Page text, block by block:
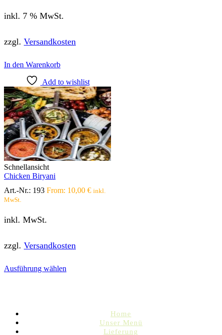
inkl. 7 % MwSt.
zzgl. Versandkosten
In den Warenkorb
Add to wishlist
Schnellansicht
Chicken Biryani
Art.-Nr.: 193 From: 10,00 € inkl.
MwSt.
inkl. MwSt.
zzgl. Versandkosten
Ausführung wählen
Home
Unser Menü
Lieferung